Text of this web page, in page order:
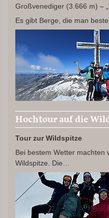
Großvenediger (3.666 m) –
Es gibt Berge, die man
Hochtour auf die
Tour zur Wildspitze
Bei bestem Wetter machten
Wildspitze. Die…